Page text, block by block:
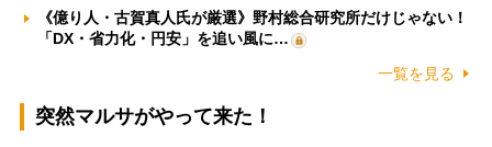
《億り人・古賀真人氏が厳選》野村総合研究所だけじゃない！
「DX・省力化・円安」を追い風に…
一覧を見る
突然マルサがやって来た！